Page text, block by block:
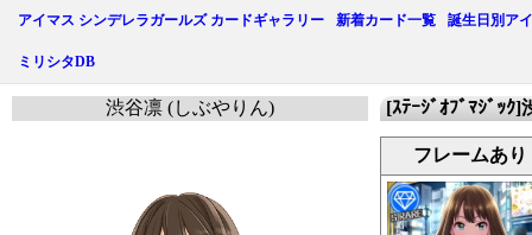
アイマス シンデレラガールズ カードギャラリー 新着カード一覧 誕生日別ア
ミリシタDB
[ｽﾃｰｼﾞｵﾌﾞﾏｼﾞｯｸ]
フレームあり
渋谷凛 (しぶやりん)